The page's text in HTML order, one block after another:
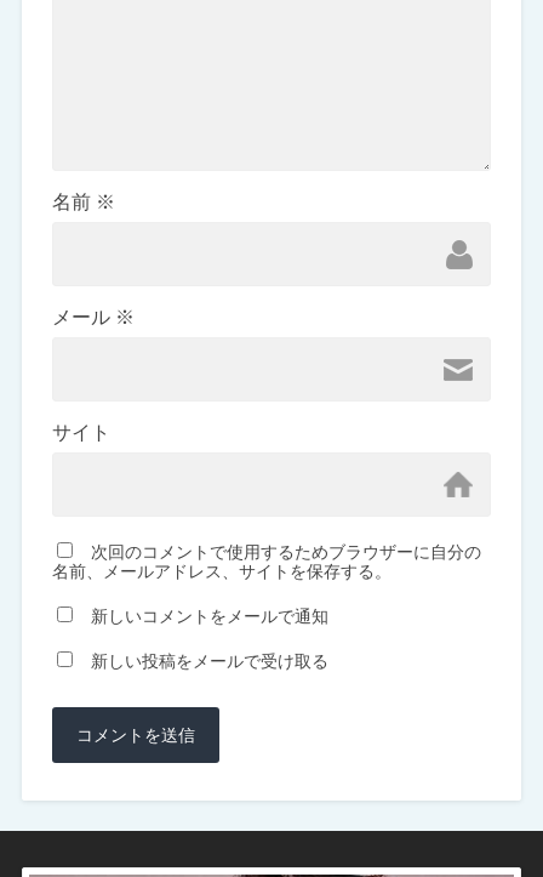
名前 ※
メール ※
サイト
次回のコメントで使用するためブラウザーに自分の
名前、メールアドレス、サイトを保存する。
新しいコメントをメールで通知
新しい投稿をメールで受け取る